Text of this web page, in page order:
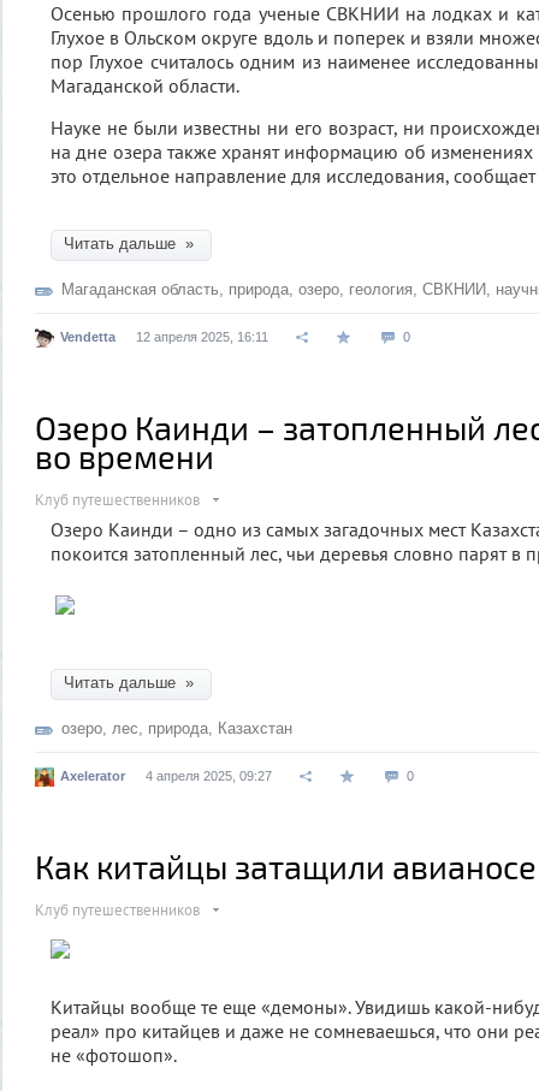
Осенью прошлого года ученые СВКНИИ на лодках и
Глухое в Ольском округе вдоль и поперек и взяли
пор Глухое считалось одним из наименее
Магаданской области.
Науке не были известны ни его возраст, ни
на дне озера также хранят информацию об изменениях
это отдельное направление для исследования,
Читать дальше »
Магаданская область, природа, озеро, геология, СВКНИИ,
Vendetta 12 апреля 2025, 16:11 0
Озеро Каинди – затопленный
во времени
Клуб путешественников
Озеро Каинди – одно из самых загадочных мест
покоится затопленный лес, чьи деревья словно парят в
Читать дальше »
озеро, лес, природа, Казахстан
Axelerator 4 апреля 2025, 09:27 0
Как китайцы затащили
Клуб путешественников
Китайцы вообще те еще «демоны». Увидишь какой-
реал» про китайцев и даже не сомневаешься, что они
не «фотошоп».